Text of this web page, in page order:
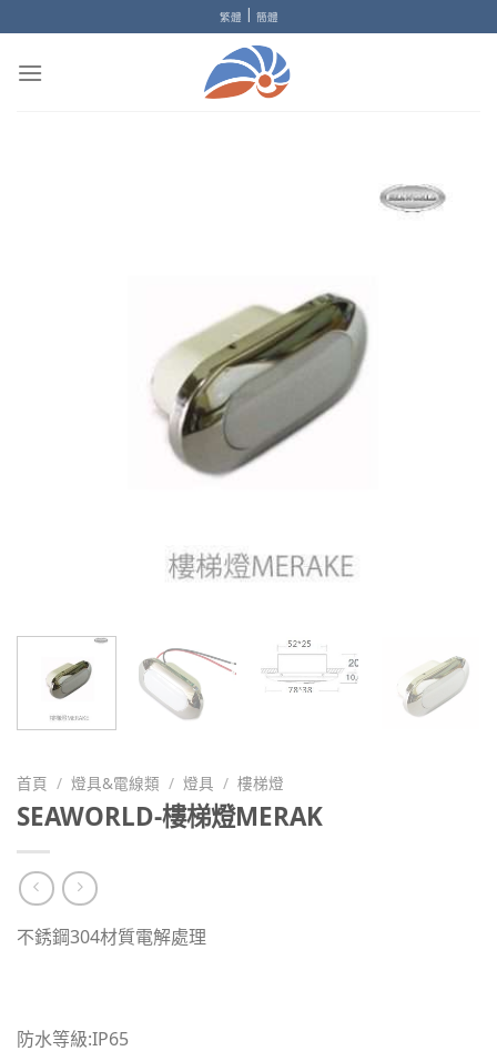
to
content
繁體 | 簡體
首頁 / 燈具&電線類 / 燈具 / 樓梯燈
SEAWORLD-樓梯燈MERAK
不銹鋼304材質電解處理
防水等級:IP65